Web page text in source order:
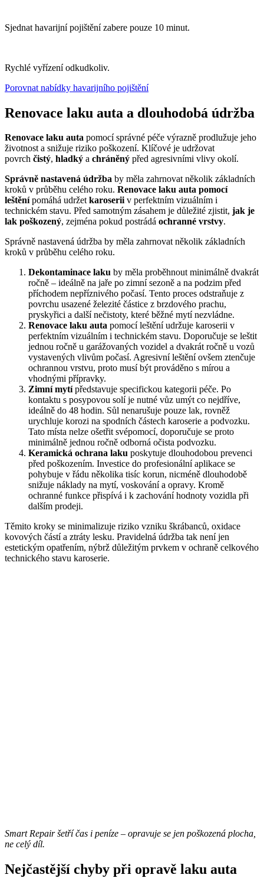
Sjednat havarijní pojištění zabere pouze 10 minut.
Rychlé vyřízení odkudkoliv.
Porovnat nabídky havarijního pojištění
Renovace laku auta a dlouhodobá údržba
Renovace laku auta pomocí správné péče výrazně prodlužuje jeho
životnost a snižuje riziko poškození. Klíčové je udržovat
povrch čistý, hladký a chráněný před agresivními vlivy okolí.
Správně nastavená údržba by měla zahrnovat několik základních
kroků v průběhu celého roku. Renovace laku auta pomocí
leštěnípomáhá udržetkaroseriiv perfektním vizuálním i
technickém stavu. Před samotným zásahem je důležité zjistit, jak je
lak poškozený, zejména pokud postrádá ochranné vrstvy.
Správně nastavená údržba by měla zahrnovat několik základních
kroků v průběhu celého roku.
Dekontaminace laku by měla proběhnout minimálně dvakrát
ročně – ideálně na jaře po zimní sezoně a na podzim před
příchodem nepříznivého počasí. Tento proces odstraňuje z
povrchu usazené železité částice z brzdového prachu,
pryskyřici a další nečistoty, které běžné mytí nezvládne.
Renovace laku auta pomocí leštění udržuje karoserii v
perfektním vizuálním i technickém stavu. Doporučuje se leštit
jednou ročně u garážovaných vozidel a dvakrát ročně u vozů
vystavených vlivům počasí. Agresivní leštění ovšem ztenčuje
ochrannou vrstvu, proto musí být prováděno s mírou a
vhodnými přípravky.
Zimní mytípředstavuje specifickou kategorii péče. Po
kontaktu s posypovou solí je nutné vůz umýt co nejdříve,
ideálně do 48 hodin. Sůl nenarušuje pouze lak, rovněž
urychluje korozi na spodních částech karoserie a podvozku.
Tato místa nelze ošetřit svépomocí, doporučuje se proto
minimálně jednou ročně odborná očista podvozku.
Keramická ochrana laku poskytuje dlouhodobou prevenci
před poškozením. Investice do profesionální aplikace se
pohybuje v řádu několika tisíc korun, nicméně dlouhodobě
snižuje náklady na mytí, voskování a opravy. Kromě
ochranné funkce přispívá i k zachování hodnoty vozidla při
dalším prodeji.
Těmito kroky se minimalizuje riziko vzniku škrábanců, oxidace
kovových částí a ztráty lesku. Pravidelná údržba tak není jen
estetickým opatřením, nýbrž důležitým prvkem v ochraně celkového
technického stavu karoserie.
Smart Repair šetří čas i peníze – opravuje se jen poškozená plocha,
ne celý díl.
Nejčastější chyby při opravě laku auta